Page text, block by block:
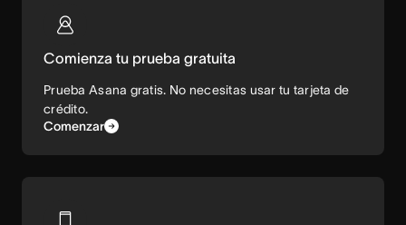
Comienza tu prueba gratuita
Prueba Asana gratis. No necesitas usar tu tarjeta de
crédito.
Comenzar